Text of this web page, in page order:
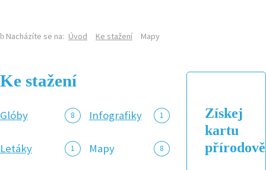
Nacházíte se na: Úvod Ke stažení Mapy
Ke stažení
8
Glóby 1
Infografiky
1
Letáky 8
Mapy
Získej
kartu